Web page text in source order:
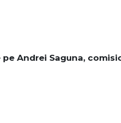
Andrei Saguna,